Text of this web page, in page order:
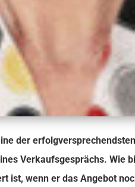
der
Verkaufsgesprächs. Wie
ist, wenn er das Angebot